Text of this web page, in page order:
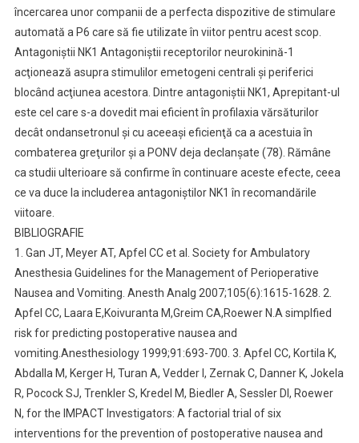
încercarea unor companii de a perfecta dispozitive de stimulare
automată a P6 care să fie utilizate în viitor pentru acest scop.
Antagoniştii NK1 Antagoniştii receptorilor neurokinină-1
acţionează asupra stimulilor emetogeni centrali şi periferici
blocând acţiunea acestora. Dintre antagoniştii NK1, Aprepitant-ul
este cel care s-a dovedit mai eficient în profilaxia vărsăturilor
decât ondansetronul şi cu aceeaşi eficienţă ca a acestuia în
combaterea greţurilor şi a PONV deja declanşate (78). Rămâne
ca studii ulterioare să confirme în continuare aceste efecte, ceea
ce va duce la includerea antagoniştilor NK1 în recomandările
viitoare.
BIBLIOGRAFIE
1. Gan JT, Meyer AT, Apfel CC et al. Society for Ambulatory
Anesthesia Guidelines for the Management of Perioperative
Nausea and Vomiting. Anesth Analg 2007;105(6):1615-1628. 2.
Apfel CC, Laara E,Koivuranta M,Greim CA,Roewer N.A simplfied
risk for predicting postoperative nausea and
vomiting.Anesthesiology 1999;91:693-700. 3. Apfel CC, Kortila K,
Abdalla M, Kerger H, Turan A, Vedder I, Zernak C, Danner K, Jokela
R, Pocock SJ, Trenkler S, Kredel M, Biedler A, Sessler DI, Roewer
N, for the IMPACT Investigators: A factorial trial of six
interventions for the prevention of postoperative nausea and